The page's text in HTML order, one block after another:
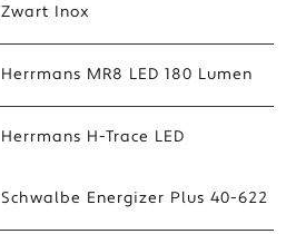
Zwart Inox
Herrmans MR8 LED 180 Lumen
Herrmans H-Trace LED
Schwalbe Energizer Plus 40-622